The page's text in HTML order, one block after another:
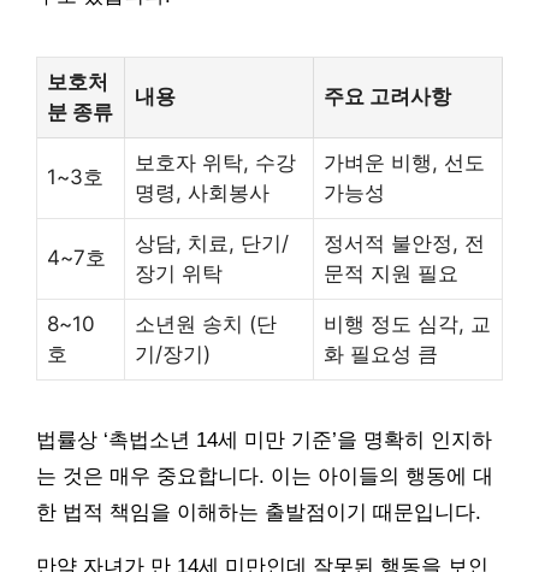
보호처
분 종류
내용 주요 고려사항
1~3호
보호자 위탁, 수강
명령, 사회봉사
가벼운 비행, 선도
가능성
4~7호
상담, 치료, 단기/
장기 위탁
정서적 불안정, 전
문적 지원 필요
8~10
호
소년원 송치 (단
기/장기)
비행 정도 심각, 교
화 필요성 큼
법률상 ‘촉법소년 14세 미만 기준’을 명확히 인지하
는 것은 매우 중요합니다. 이는 아이들의 행동에 대
한 법적 책임을 이해하는 출발점이기 때문입니다.
만약 자녀가 만 14세 미만인데 잘못된 행동을 보인